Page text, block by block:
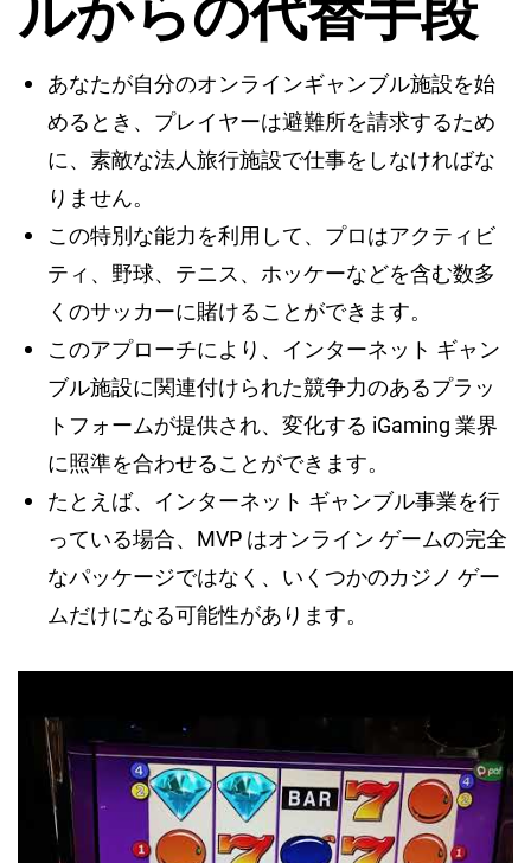
ルからの代替手段
あなたが自分のオンラインギャンブル施設を始
めるとき、プレイヤーは避難所を請求するため
に、素敵な法人旅行施設で仕事をしなければな
りません。
この特別な能力を利用して、プロはアクティビ
ティ、野球、テニス、ホッケーなどを含む数多
くのサッカーに賭けることができます。
このアプローチにより、インターネット ギャン
ブル施設に関連付けられた競争力のあるプラッ
トフォームが提供され、変化する iGaming 業界
に照準を合わせることができます。
たとえば、インターネット ギャンブル事業を行
っている場合、MVP はオンライン ゲームの完全
なパッケージではなく、いくつかのカジノ ゲー
ムだけになる可能性があります。